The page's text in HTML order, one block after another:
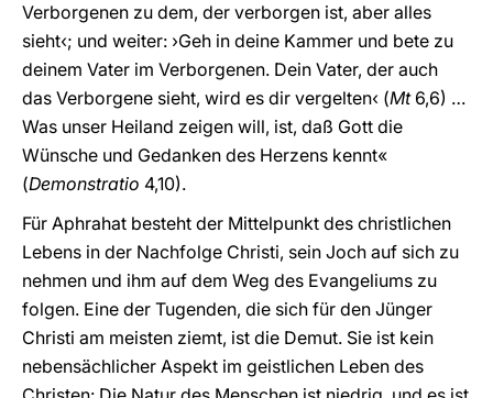
Verborgenen zu dem, der verborgen ist, aber alles
sieht‹; und weiter: ›Geh in deine Kammer und bete zu
deinem Vater im Verborgenen. Dein Vater, der auch
das Verborgene sieht, wird es dir vergelten‹ (Mt 6,6) …
Was unser Heiland zeigen will, ist, daß Gott die
Wünsche und Gedanken des Herzens kennt«
(Demonstratio 4,10).
Für Aphrahat besteht der Mittelpunkt des christlichen
Lebens in der Nachfolge Christi, sein Joch auf sich zu
nehmen und ihm auf dem Weg des Evangeliums zu
folgen. Eine der Tugenden, die sich für den Jünger
Christi am meisten ziemt, ist die Demut. Sie ist kein
nebensächlicher Aspekt im geistlichen Leben des